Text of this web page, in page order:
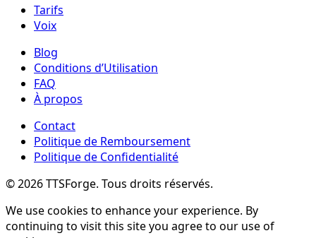
Tarifs
Voix
Blog
Conditions d’Utilisation
FAQ
À propos
Contact
Politique de Remboursement
Politique de Confidentialité
©2026TTSForge. Tous droits réservés.
We use cookies to enhance your experience. By
continuing to visit this site you agree to our use of